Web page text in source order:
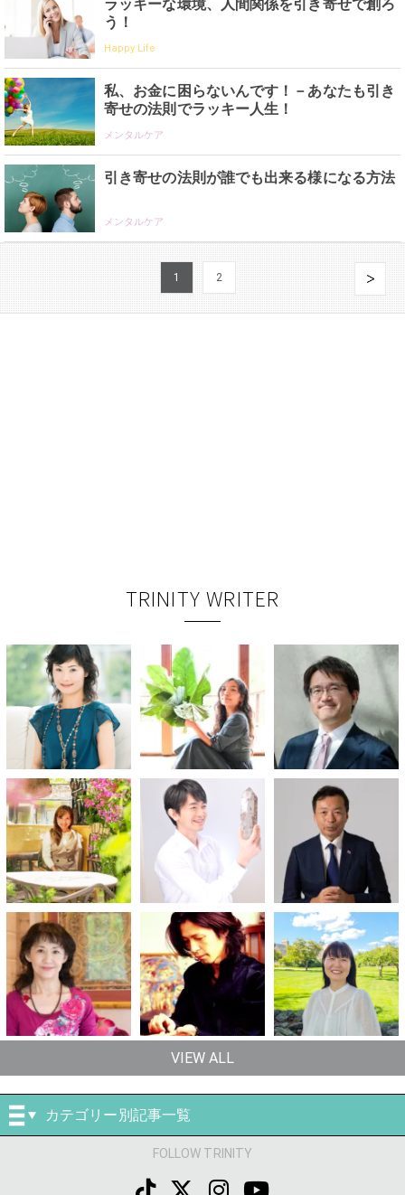
ラッキーな環境、人間関係を引き寄せで創ろ
う！
Happy Life
私、お金に困らないんです！－あなたも引き
寄せの法則でラッキー人生！
メンタルケア
引き寄せの法則が誰でも出来る様になる方法
メンタルケア
1 2
TRINITY WRITER
VIEW ALL
カテゴリー別記事一覧
FOLLOW TRINITY